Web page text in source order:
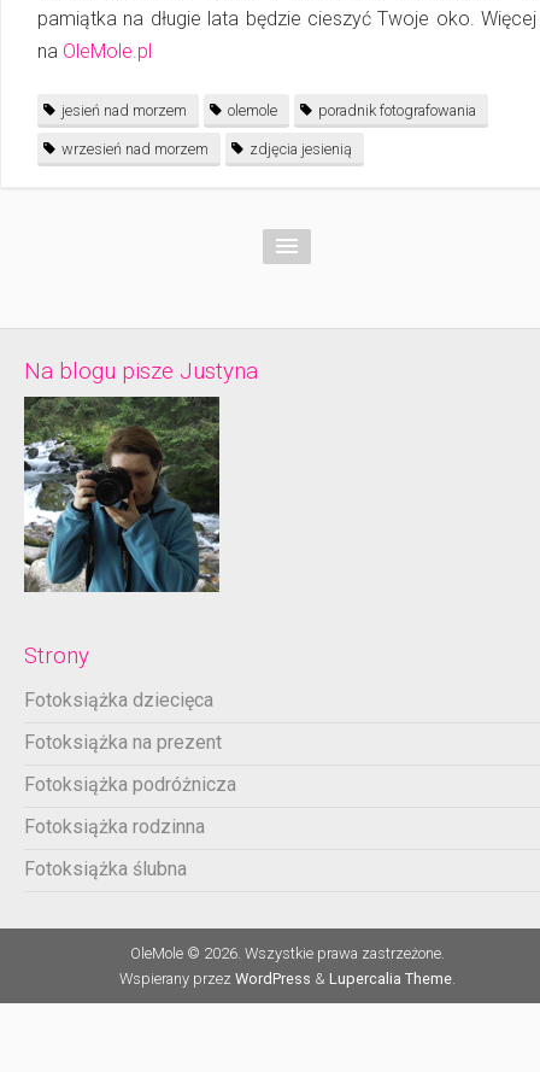
pamiątka na długie lata będzie cieszyć Twoje oko. Więcej
na OleMole.pl
jesień nad morzem olemole poradnik fotografowania
wrzesień nad morzem zdjęcia jesienią
Na blogu pisze Justyna
Strony
Fotoksiążka dziecięca
Fotoksiążka na prezent
Fotoksiążka podróżnicza
Fotoksiążka rodzinna
Fotoksiążka ślubna
OleMole © 2026. Wszystkie prawa zastrzeżone.
Wspierany przez WordPress & Lupercalia Theme.